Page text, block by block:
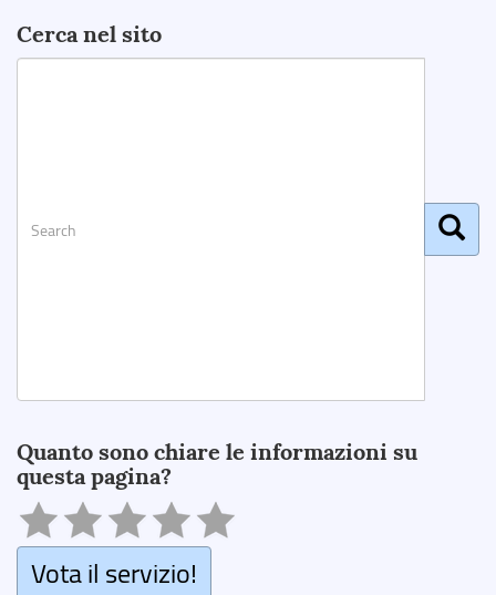
Cerca nel sito
Quanto sono chiare le informazioni su
questa pagina?
Vota il servizio!